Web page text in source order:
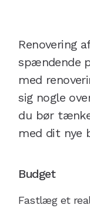
Renovering
spændende
med
sig nogle
du bør
med dit nye
Budget
Fastlæg et